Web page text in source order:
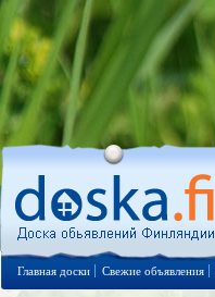
Главная доски Свежие объявления